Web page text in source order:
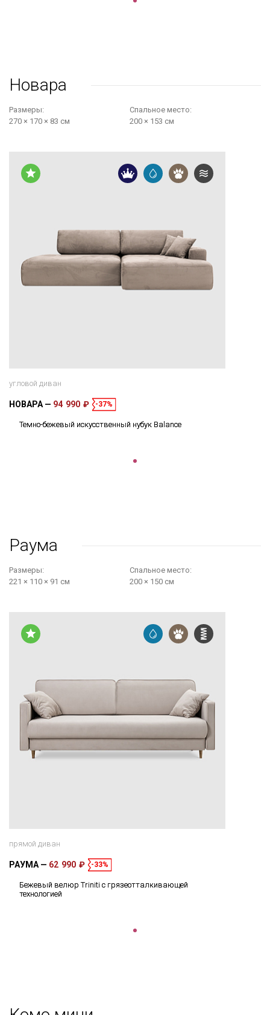
Новара
Размеры:
270 × 170 × 83 см
Cпальное место:
200 × 153 см
угловой диван
НОВАРА 94 990 ₽ -37%
Темно-бежевый искусственный нубук Balance
Раума
Размеры:
221 × 110 × 91 см
Cпальное место:
200 × 150 см
прямой диван
РАУМА 62 990 ₽ -33%
Бежевый велюр Triniti с грязеотталкивающей
технологией